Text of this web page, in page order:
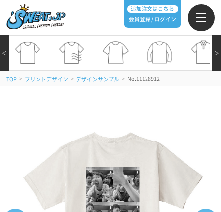
追加注文はこちら
会員登録 / ログイン
＞
＜
TOP > プリントデザイン > デザインサンプル > No.11128912